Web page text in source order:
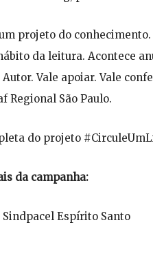
projeto do
da leitura. Acontece
Vale apoiar. Vale
Regional São Paulo.
do projeto
da campanha:
Sindpacel Espírito Santo